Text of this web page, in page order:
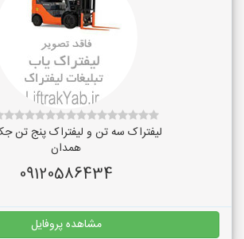
لیفتراک سه تن و لیفتراک پنج تن
همدان
09120586434
مشاهده پروفایل